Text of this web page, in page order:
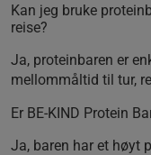
Kan jeg bruke
reise?
Ja, proteinbaren er
mellommåltid til tur,
Er BE-KIND Protein
Ja, baren har et høyt